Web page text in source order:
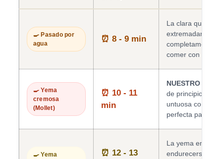
🍳 Pasado por
agua
⏰ 8 - 9 min
La clara queda
completamente
comer con
🍳 Yema
cremosa
(Mollet)
⏰ 10 - 11
min
NUESTRO
de principio a
untuosa con
perfecta para
🍳 Yema
⏰ 12 - 13
La yema
endurecerse por